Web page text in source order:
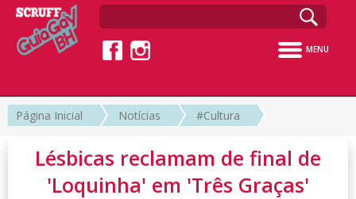
MENU
Página Inicial Notícias #Cultura
Lésbicas reclamam de final de
'Loquinha' em 'Três Graças'